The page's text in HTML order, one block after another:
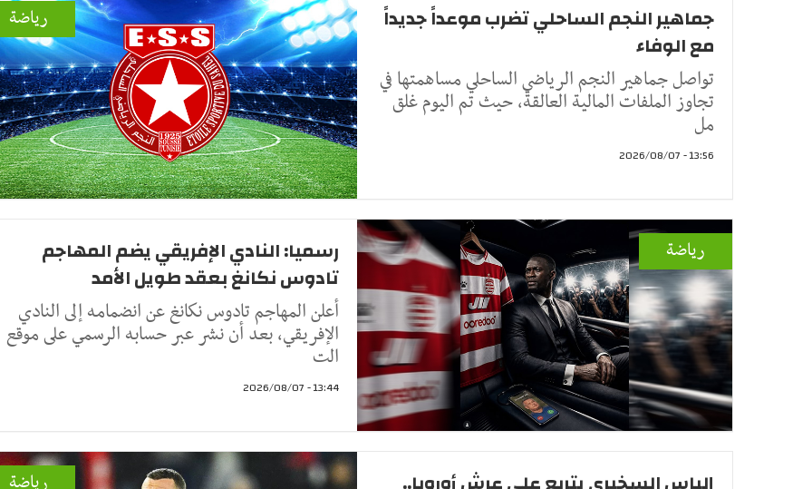
رياضة
جماهير النجم الساحلي تضرب موعداً جديداً
مع الوفاء
تواصل جماهير النجم الرياضي الساحلي مساهمتها في
تجاوز الملفات المالية العالقة، حيث تم اليوم غلق
مل
13:56 - 2026/08/07
رياضة
رسميا: النادي الإفريقي يضم المهاجم
تادوس نكانغ بعقد طويل الأمد
أعلن المهاجم تادوس نكانغ عن انضمامه إلى النادي
الإفريقي، بعد أن نشر عبر حسابه الرسمي على موقع
الت
13:44 - 2026/08/07
رياضة